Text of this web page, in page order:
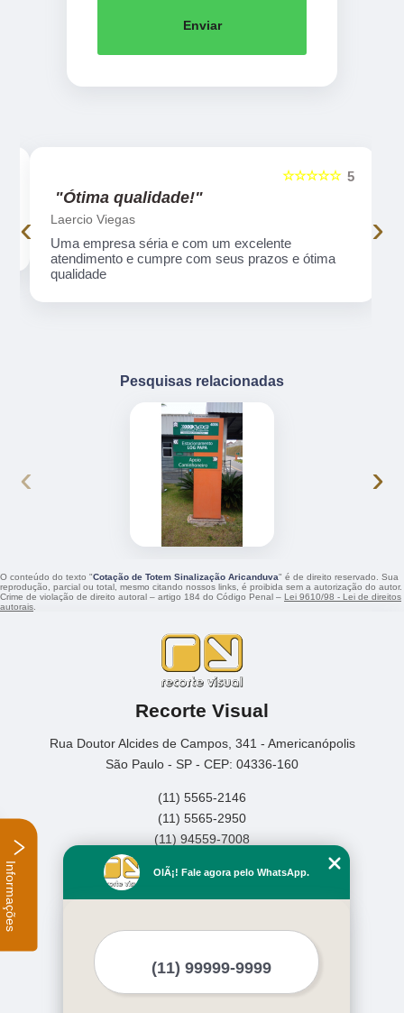
Enviar
5
☆☆☆☆☆
"Ótima qualidade!"
Laercio Viegas
Uma empresa séria e com um excelente
atendimento e cumpre com seus prazos e ótima
qualidade
‹ ›
Pesquisas relacionadas
‹ ›
O conteúdo do texto "Cotação de Totem Sinalização Aricanduva" é de direito reservado. Sua
reprodução, parcial ou total, mesmo citando nossos links, é proibida sem a autorização do autor.
Crime de violação de direito autoral – artigo 184 do Código Penal – Lei 9610/98 - Lei de direitos
autorais
Recorte Visual
Rua Doutor Alcides de Campos, 341 - Americanópolis
São Paulo - SP - CEP: 04336-160
(11) 5565-2146
(11) 5565-2950
(11) 94559-7008
Home
Serviços
Mapa do site
Mais Serviços
OlÃ¡! Fale agora pelo WhatsApp.
Informações